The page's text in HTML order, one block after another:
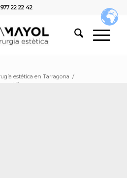
977 22 22 42
estética en Tarragona /
Ramos